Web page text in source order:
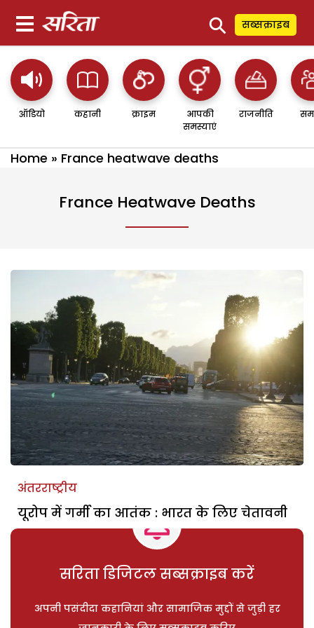
⚲ सब्सक्राइब
ऑडियो कहानी क्राइम
आपकी
समस्याएं
राजनीति
Home » France heatwave deaths
France Heatwave Deaths
अंतरराष्ट्रीय
यूरोप में गर्मी का आतंक : भारत के लिए चेतावनी
सरिता डिजिटल सब्सक्राइब करें
अपनी पसंदीदा कहानियां और सामाजिक मुद्दों से जुड़ी हर